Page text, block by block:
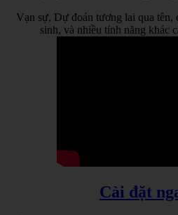
Vạn sự, Dự đoán tương lai qua tên,
sinh, và nhiều tính năng khác
Cài đặt